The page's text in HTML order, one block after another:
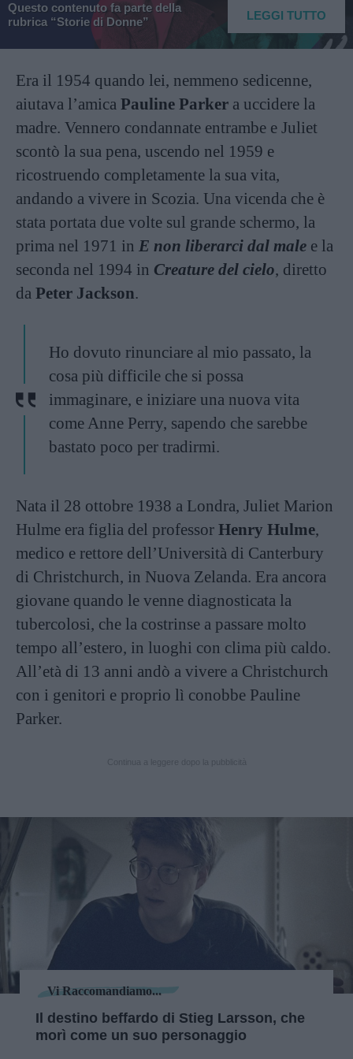
Questo contenuto fa parte della
rubrica “Storie di Donne”
LEGGI TUTTO
Era il 1954 quando lei, nemmeno sedicenne,
aiutava l’amica Pauline Parker a uccidere la
madre. Vennero condannate entrambe e Juliet
scontò la sua pena, uscendo nel 1959 e
ricostruendo completamente la sua vita,
andando a vivere in Scozia. Una vicenda che è
stata portata due volte sul grande schermo, la
prima nel 1971 in E non liberarci dal male e la
seconda nel 1994 in Creature del cielo, diretto
da Peter Jackson.
Ho dovuto rinunciare al mio passato, la
cosa più difficile che si possa
immaginare, e iniziare una nuova vita
come Anne Perry, sapendo che sarebbe
bastato poco per tradirmi.
Nata il 28 ottobre 1938 a Londra, Juliet Marion
Hulme era figlia del professor Henry Hulme,
medico e rettore dell’Università di Canterbury
di Christchurch, in Nuova Zelanda. Era ancora
giovane quando le venne diagnosticata la
tubercolosi, che la costrinse a passare molto
tempo all’estero, in luoghi con clima più caldo.
All’età di 13 anni andò a vivere a Christchurch
con i genitori e proprio lì conobbe Pauline
Parker.
Vi Raccomandiamo...
Il destino beffardo di Stieg Larsson, che
morì come un suo personaggio